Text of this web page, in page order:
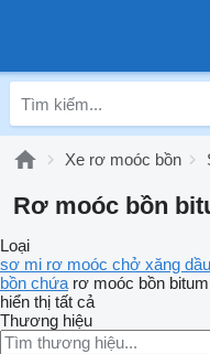
Xe rơ moóc bồn
Rơ moóc bồn
Loại
sơ mi rơ moóc chở xăng dầu
bồn chứa rơ moóc bồn bitum
hiển thị tất cả
Thương hiệu